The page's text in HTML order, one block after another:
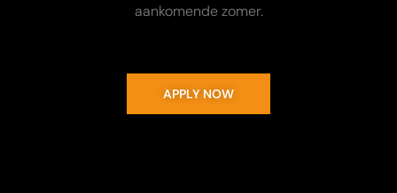
aankomende zomer.
APPLY NOW